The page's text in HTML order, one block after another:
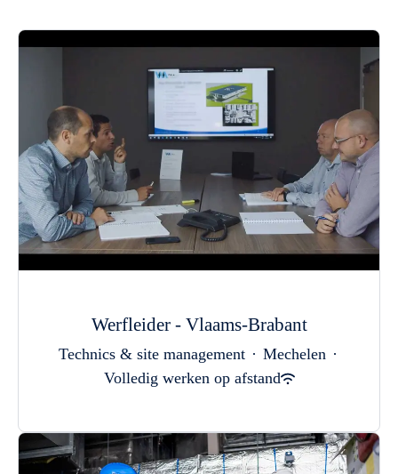
Werfleider - Vlaams-Brabant
Technics & site management · Mechelen ·
Volledig werken op afstand